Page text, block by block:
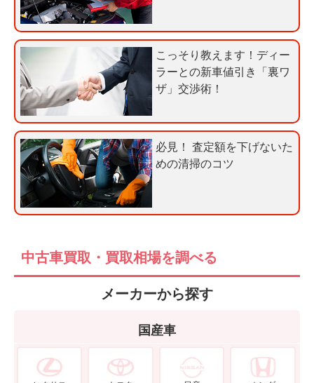
料
査
定
申
込
み
こっそり教えます！ディー
ラーとの新車値引き「裏ワ
ザ」交渉術！
必見！ 査定額を下げないた
めの清掃のコツ
中古車買取・買取相場を調べる
メーカーから探す
国産車